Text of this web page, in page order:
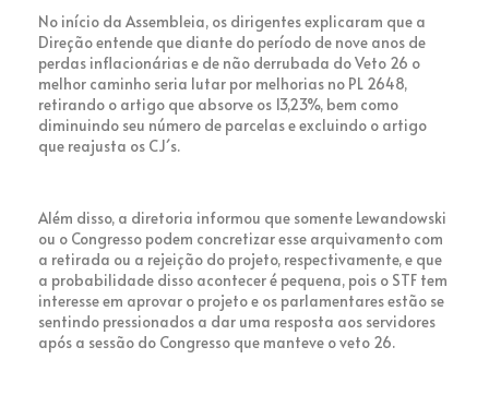
No início da Assembleia, os dirigentes explicaram que a
Direção entende que diante do período de nove anos de
perdas inflacionárias e de não derrubada do Veto 26 o
melhor caminho seria lutar por melhorias no PL 2648,
retirando o artigo que absorve os 13,23%, bem como
diminuindo seu número de parcelas e excluindo o artigo
que reajusta os CJ´s.
Além disso, a diretoria informou que somente Lewandowski
ou o Congresso podem concretizar esse arquivamento com
a retirada ou a rejeição do projeto, respectivamente, e que
a probabilidade disso acontecer é pequena, pois o STF tem
interesse em aprovar o projeto e os parlamentares estão se
sentindo pressionados a dar uma resposta aos servidores
após a sessão do Congresso que manteve o veto 26.